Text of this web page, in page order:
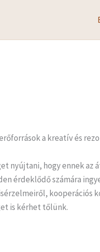
a kreatív és
hogy ennek az
érdeklődő számára
kooperációs
is kérhet tőlünk.